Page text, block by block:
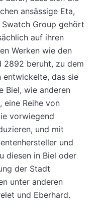
ansässige Eta,
Group gehört
auf ihren
Werken wie den
2892 beruht, zu dem
entwickelte, das sie
Biel, wie anderen
eine Reihe von
vorwiegend
und mit
und
diesen in Biel oder
der Stadt
unter anderen
und Eberhard.